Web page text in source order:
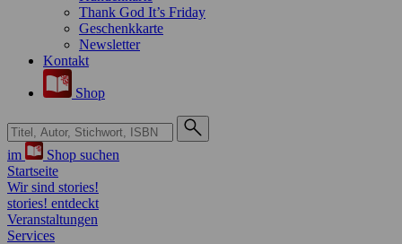
Thank God It’s Friday
Geschenkkarte
Newsletter
Kontakt
Shop
Suche bei Hugendubel
im
Shop suchen
Startseite
Wir sind stories!
stories! entdeckt
Veranstaltungen
Services